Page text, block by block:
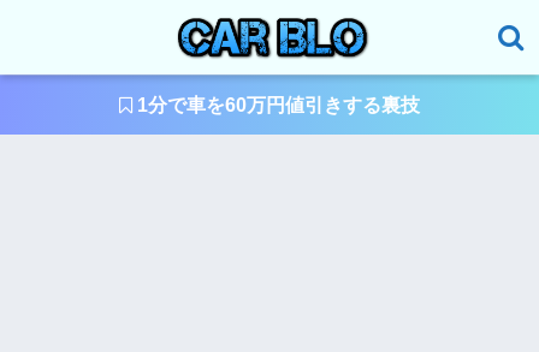
1分で車を60万円値引きする裏技